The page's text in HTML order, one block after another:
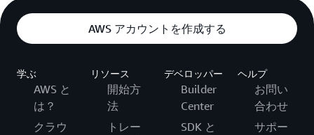
AWS アカウントを作成する
学ぶ
AWS と
は？
クラウ
リソース
開始方
法
トレー
デベロッパー
Builder
Center
SDK と
ヘルプ
お問い
合わせ
サポー